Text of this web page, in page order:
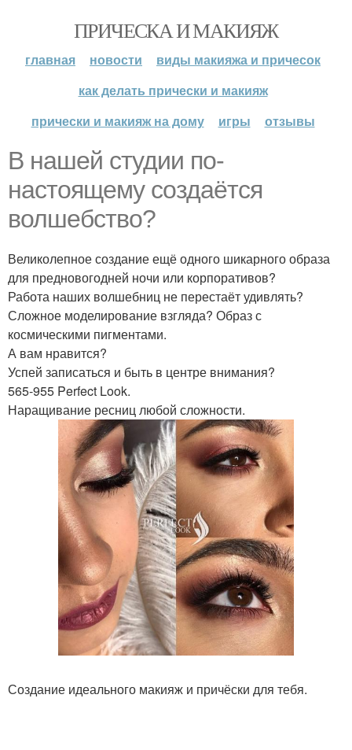
ПРИЧЕСКА И МАКИЯЖ
главная новости
виды макияжа и причесок
как делать прически и макияж
прически и макияж на дому
игры отзывы
В нашей студии по-
настоящему создаётся
волшебство?
Великолепное создание ещё одного шикарного образа
для предновогодней ночи или корпоративов?
Работа наших волшебниц не перестаёт удивлять?
Сложное моделирование взгляда? Образ с
космическими пигментами.
А вам нравится?
Успей записаться и быть в центре внимания?
565-955 Perfect Look.
Наращивание ресниц любой сложности.
Создание идеального макияж и причёски для тебя.